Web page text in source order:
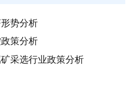
势分析
策分析
采选行业政策分析